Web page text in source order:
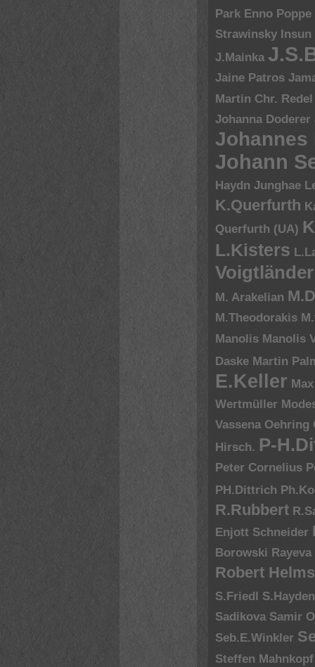
Park Enno Poppe
Strawinsky
J.Mainka
Jaine Patros
Martin Chr. Redel
Johanna Doderer
Johannes
Johann
Haydn Junghae
K.Querfurth
Querfurth (UA)
L.Kisters
Voigtländer
M. Arakelian
M.Theodorakis
Manolis Manolis
Daske Martin
E.Keller
Wertmüller
Vassena Oehring
Hirsch. P-
Peter Cornelius
PH.Dittrich
R.Rubbert
Enjott Schneider
Borowski Rayeva
Robert
S.Friedl
S.Hayden
Sadikova Samir
Seb.E.Winkler
Steffen